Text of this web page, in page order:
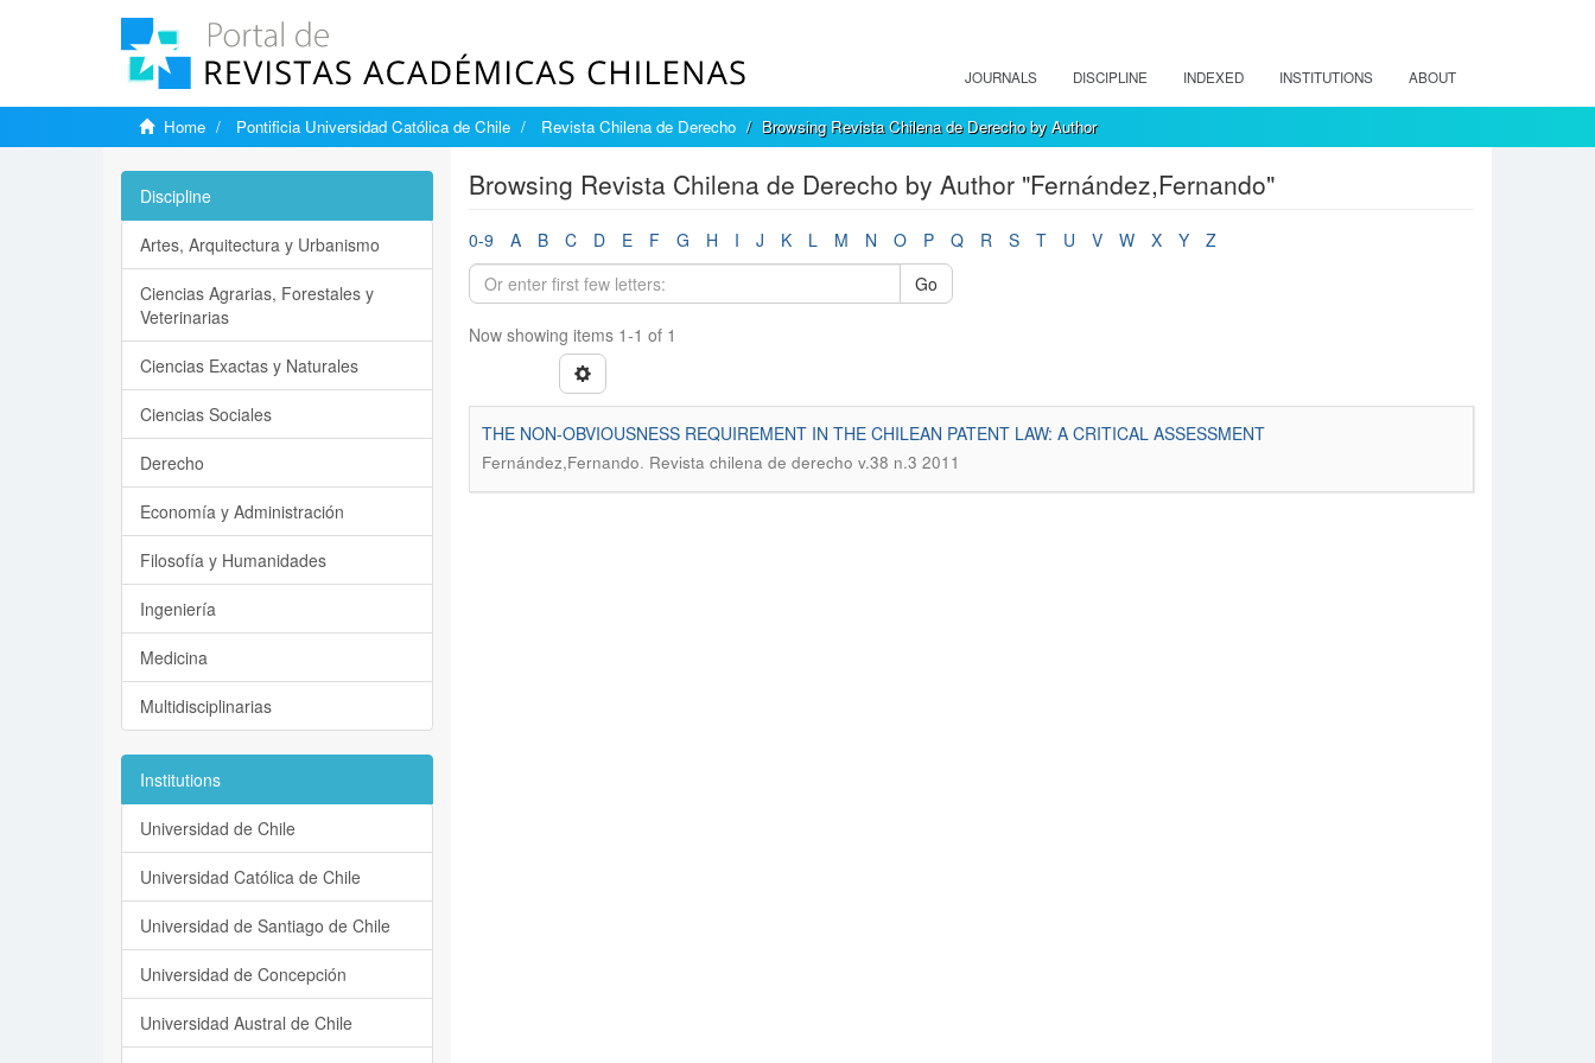
JOURNALS DISCIPLINE INDEXED INSTITUTIONS ABOUT
Home Pontificia Universidad Católica de Chile Revista Chilena de Derecho Browsing Revista Chilena de Derecho by Author
Browsing Revista Chilena de Derecho by Author "Fernández,Fernando"
0-9 A B C D E F G H I J K L M N O P Q R S T U V W X Y
Z
Go
Now showing items 1-1 of 1
THE NON-OBVIOUSNESS REQUIREMENT IN THE CHILEAN PATENT LAW: A CRITICAL ASSESSMENT
Fernández,Fernando. Revista chilena de derecho v.38 n.3 2011
Discipline
Artes, Arquitectura y Urbanismo
Ciencias Agrarias, Forestales y
Veterinarias
Ciencias Exactas y Naturales
Ciencias Sociales
Derecho
Economía y Administración
Filosofía y Humanidades
Ingeniería
Medicina
Multidisciplinarias
Institutions
Universidad de Chile
Universidad Católica de Chile
Universidad de Santiago de Chile
Universidad de Concepción
Universidad Austral de Chile